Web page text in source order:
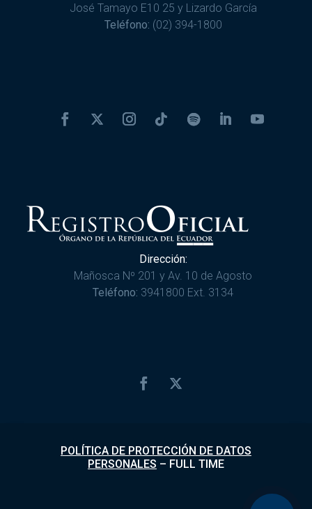
José Tamayo E10 25 y Lizardo García
Teléfono: (02) 394-1800
Dirección:
Mañosca Nº 201 y Av. 10 de Agosto
Teléfono: 3941800 Ext. 3134
POLÍTICA DE PROTECCIÓN DE DATOS
PERSONALES – FULL TIME